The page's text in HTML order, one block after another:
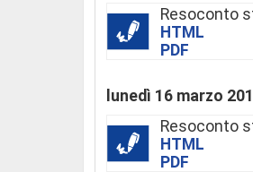
Resoconto
HTML
PDF
lunedì 16 marzo
Resoconto
HTML
PDF